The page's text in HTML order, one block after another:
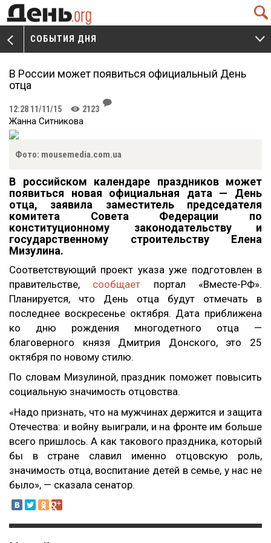
Q
V
СОБЫТИЯ ДНЯ
W
В России может появиться официальный День
отца
12:28 11/11/15 K 2123
J
Жанна Ситникова
Фото: mousemedia.com.ua
В российском календаре праздников может
появиться новая официальная дата — День
отца, заявила заместитель председателя
комитета Совета Федерации по
конституционному законодательству и
государственному строительству Елена
Мизулина.
Соответствующий проект указа уже подготовлен в
правительстве, сообщает портал «Вместе-РФ».
Планируется, что День отца будут отмечать в
последнее воскресенье октября. Дата приближена
ко дню рождения многодетного отца —
благоверного князя Дмитрия Донского, это 25
октября по новому стилю.
По словам Мизулиной, праздник поможет повысить
социальную значимость отцовства.
«Надо признать, что на мужчинах держится и защита
Отечества: и войну выиграли, и на фронте им больше
всего пришлось. А как такового праздника, который
бы в стране славил именно отцовскую роль,
значимость отца, воспитание детей в семье, у нас не
было», — сказала сенатор.